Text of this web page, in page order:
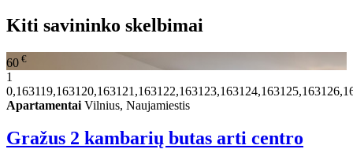
Kiti savininko skelbimai
60 €
1
Apartamentai Vilnius, Naujamiestis
Gražus 2 kambarių butas arti centro